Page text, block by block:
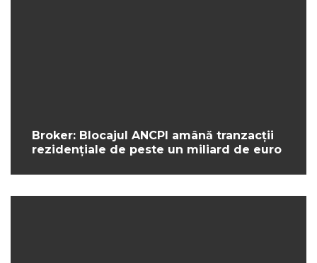
Broker: Blocajul ANCPI amână tranzacții
rezidențiale de peste un miliard de euro